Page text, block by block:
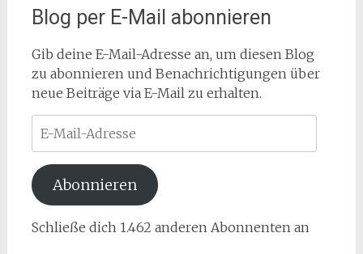
Blog per E-Mail abonnieren
Gib deine E-Mail-Adresse an, um diesen Blog
zu abonnieren und Benachrichtigungen über
neue Beiträge via E-Mail zu erhalten.
Mail-
Adresse
Abonnieren
Schließe dich 1.462 anderen Abonnenten an